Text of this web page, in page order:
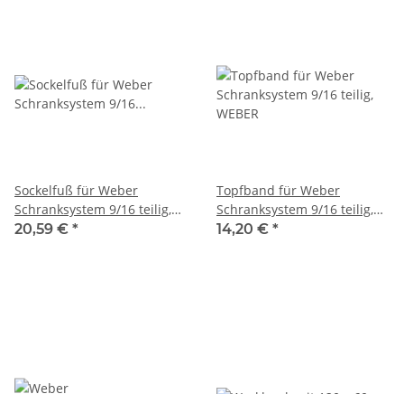
Sockelfuß für Weber
Schranksystem 9/16 teilig,
WEBER
20,59 € *
Topfband für Weber
Schranksystem 9/16 teilig,
WEBER
14,20 € *